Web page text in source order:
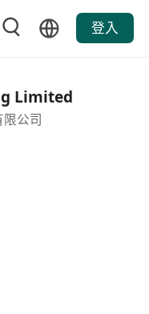
登入
Limited
公司